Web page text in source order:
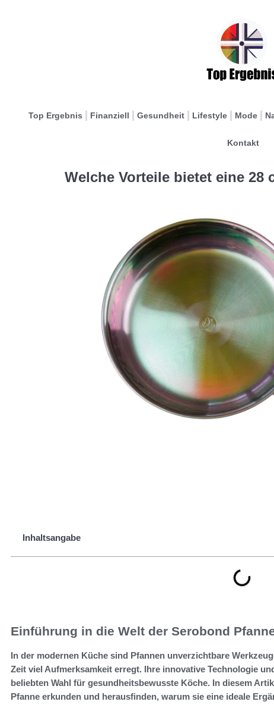
Top Ergebnis Finanziell Gesundheit Lifestyle Mode
Kontakt
Welche Vorteile bietet eine 28
Inhaltsangabe
Einführung in die Welt der Serobond
In der modernen Küche sind Pfannen unverzichtbare
Zeit viel Aufmerksamkeit erregt. Ihre innovative Technologie
beliebten Wahl für gesundheitsbewusste Köche. In diesem
Pfanne erkunden und herausfinden, warum sie eine ideale